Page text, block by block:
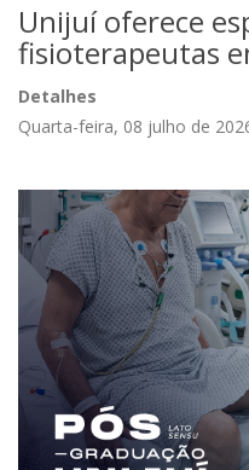
Unijuí oferece
fisioterapeutas
Detalhes
Quarta-feira, 08 julho de